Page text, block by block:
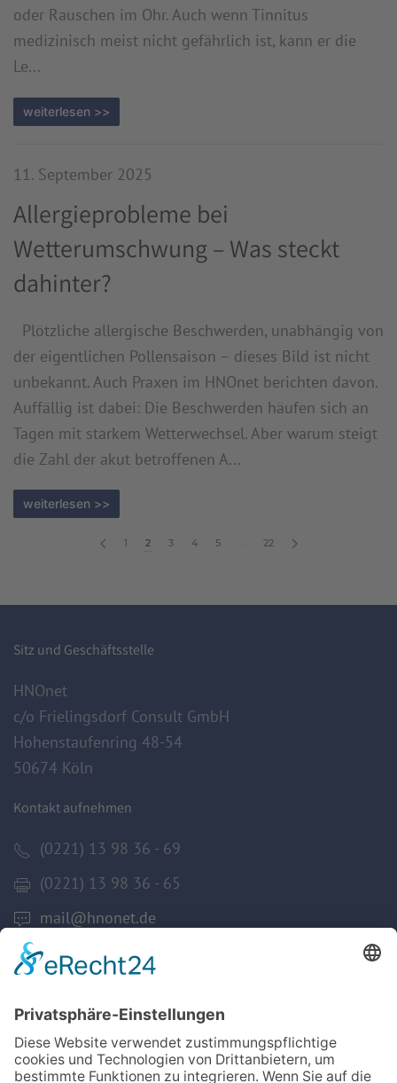
oder Rauschen im Ohr. Auch wenn Tinnitus
medizinisch meist nicht gefährlich ist, kann er die
Le...
weiterlesen >>
11. September 2025
Allergieprobleme bei
Wetterumschwung – Was steckt
dahinter?
Plötzliche allergische Beschwerden, unabhängig von
der eigentlichen Pollensaison – dieses Bild ist nicht
unbekannt. Auch Praxen im HNOnet berichten davon.
Auffällig ist dabei: Die Beschwerden häufen sich an
Tagen mit starkem Wetterwechsel. Aber warum steigt
die Zahl der akut betroffenen A...
weiterlesen >>
1 2 3 4 5 22
Sitz und Geschäftsstelle
HNOnet
c/o Frielingsdorf Consult GmbH
Hohenstaufenring 48-54
50674 Köln
Kontakt aufnehmen
(0221) 13 98 36 - 69
(0221) 13 98 36 - 65
mail@hnonet.de
Services
Für MFA
Arztsuche